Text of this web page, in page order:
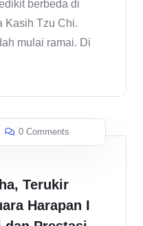
berbeda di
Kasih Tzu Chi.
mulai ramai. Di
0 Comments
Terukir
Harapan I